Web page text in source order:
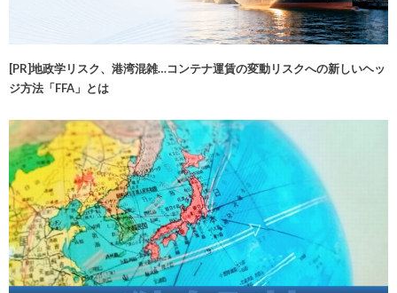
[PR]地政学リスク、港湾混雑…コンテナ運賃の変動リスクへの新しいヘッ
ジ方法「FFA」とは